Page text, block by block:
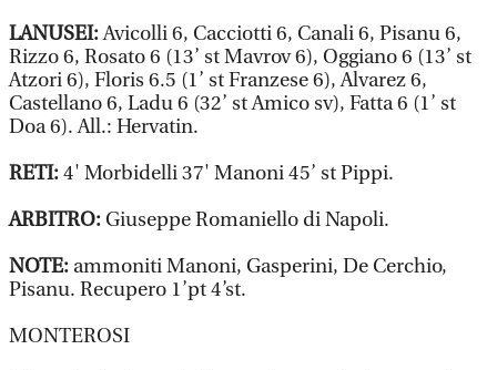
LANUSEI:Avicolli 6, Cacciotti 6, Canali 6, Pisanu 6,
Rizzo 6, Rosato 6 (13’ st Mavrov 6), Oggiano 6 (13’ st
Atzori 6), Floris 6.5 (1’ st Franzese 6), Alvarez 6,
Castellano 6, Ladu 6 (32’ st Amico sv), Fatta 6 (1’ st
Doa 6). All.: Hervatin.
RETI:4' Morbidelli 37' Manoni 45’ st Pippi.
ARBITRO:Giuseppe Romaniello di Napoli.
NOTE: ammoniti Manoni, Gasperini, De Cerchio,
Pisanu. Recupero 1’pt 4’st.
MONTEROSI